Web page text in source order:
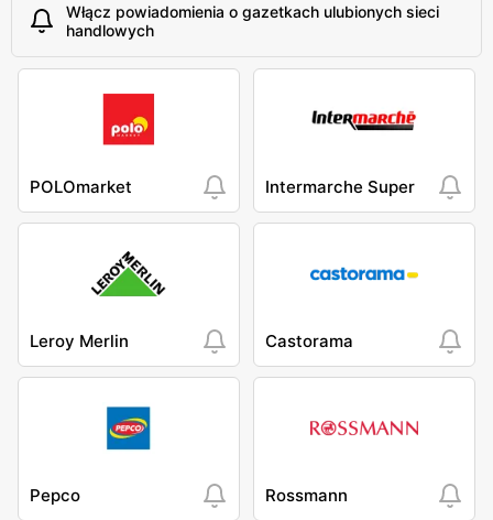
Włącz powiadomienia o gazetkach ulubionych sieci
handlowych
POLOmarket Intermarche Super
Leroy Merlin Castorama
Pepco Rossmann